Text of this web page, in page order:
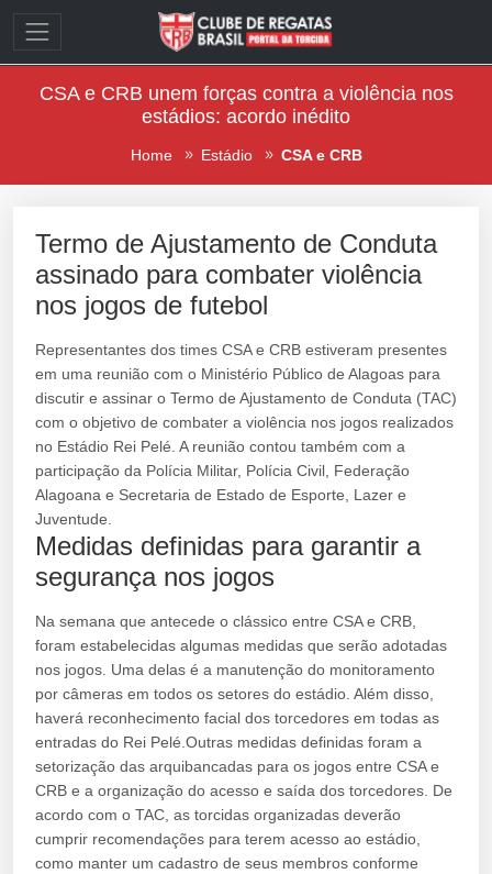
CSA e CRB unem forças contra a violência nos
estádios: acordo inédito
Home Estádio CSA e CRB
Termo de Ajustamento de Conduta
assinado para combater violência
nos jogos de futebol
Representantes dos times CSA e CRB estiveram presentes
em uma reunião com o Ministério Público de Alagoas para
discutir e assinar o Termo de Ajustamento de Conduta (TAC)
com o objetivo de combater a violência nos jogos realizados
no Estádio Rei Pelé. A reunião contou também com a
participação da Polícia Militar, Polícia Civil, Federação
Alagoana e Secretaria de Estado de Esporte, Lazer e
Juventude.
Medidas definidas para garantir a
segurança nos jogos
Na semana que antecede o clássico entre CSA e CRB,
foram estabelecidas algumas medidas que serão adotadas
nos jogos. Uma delas é a manutenção do monitoramento
por câmeras em todos os setores do estádio. Além disso,
haverá reconhecimento facial dos torcedores em todas as
entradas do Rei Pelé.Outras medidas definidas foram a
setorização das arquibancadas para os jogos entre CSA e
CRB e a organização do acesso e saída dos torcedores. De
acordo com o TAC, as torcidas organizadas deverão
cumprir recomendações para terem acesso ao estádio,
como manter um cadastro de seus membros conforme